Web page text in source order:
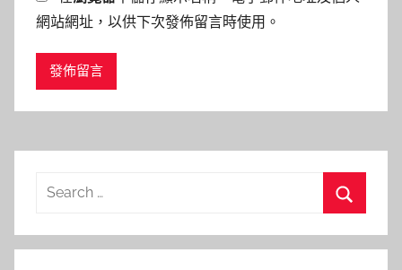
網站網址，以供下次發佈留言時使用。
Search